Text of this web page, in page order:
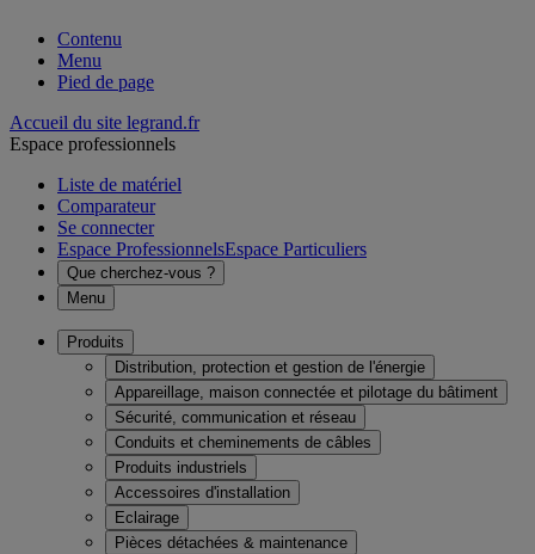
Contenu
Menu
Pied de page
Accueil du site legrand.fr
Espace professionnels
Liste de matériel
Comparateur
Se connecter
Espace ProfessionnelsEspace Particuliers
Que cherchez-vous ?
Menu
Produits
Distribution, protection et gestion de l'énergie
Appareillage, maison connectée et pilotage du bâtiment
Sécurité, communication et réseau
Conduits et cheminements de câbles
Produits industriels
Accessoires d'installation
Eclairage
Pièces détachées & maintenance